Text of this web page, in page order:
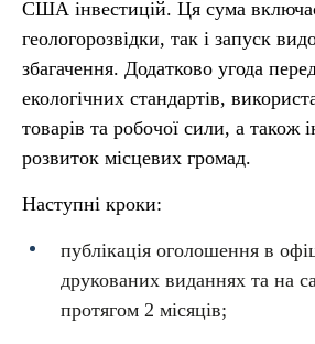
США інвестицій. Ця сума
геологорозвідки, так і запуск
збагачення. Додатково угода
екологічних стандартів,
товарів та робочої сили, а також
розвиток місцевих громад.
Наступні кроки:
публікація оголошення в
друкованих виданнях та на
протягом 2 місяців;